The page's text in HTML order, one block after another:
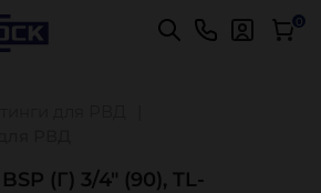
оплаты заказов Подробнее 0
(Г) 3/4" (90), TL-